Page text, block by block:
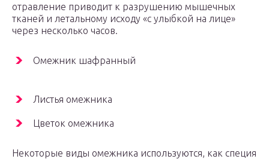
отравление приводит к разрушению мышечных
тканей и летальному исходу «с улыбкой на лице»
через несколько часов.
Омежник шафранный
Листья омежника
Цветок омежника
Некоторые виды омежника используются, как специя